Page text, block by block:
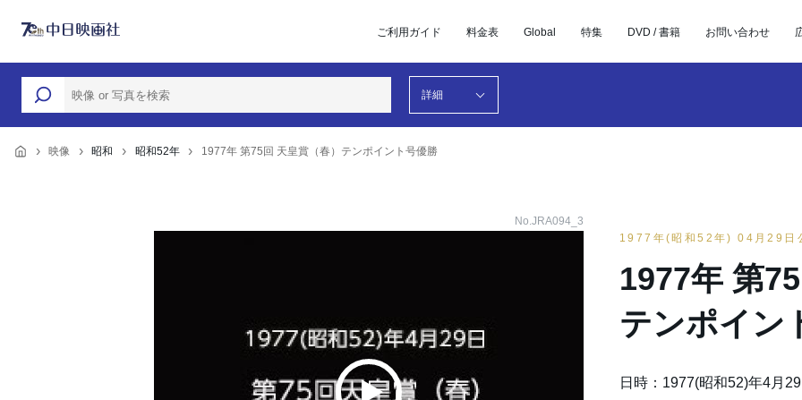
ご利用ガイド 料金表 Global 特集 DVD / 書籍 お問い合わせ
詳細
映像 昭和 昭和52年 1977年 第75回 天皇賞（春）テンポイント号優勝
No.JRA094_3
1977年(昭和52年) 04月29日
1977年 第
テンポイン
日時：1977(昭和52)年4月